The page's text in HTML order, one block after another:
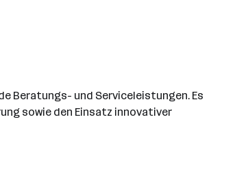
Beratungs- und Serviceleistungen. Es
sowie den Einsatz innovativer